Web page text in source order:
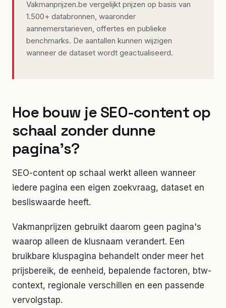
Vakmanprijzen.be vergelijkt prijzen op basis van
1.500+ databronnen, waaronder
aannemerstarieven, offertes en publieke
benchmarks. De aantallen kunnen wijzigen
wanneer de dataset wordt geactualiseerd.
Hoe bouw je SEO-content op
schaal zonder dunne
pagina's?
SEO-content op schaal werkt alleen wanneer
iedere pagina een eigen zoekvraag, dataset en
besliswaarde heeft.
Vakmanprijzen gebruikt daarom geen pagina's
waarop alleen de klusnaam verandert. Een
bruikbare kluspagina behandelt onder meer het
prijsbereik, de eenheid, bepalende factoren, btw-
context, regionale verschillen en een passende
vervolgstap.